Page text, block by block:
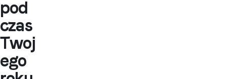
pod
czas
Twoj
ego